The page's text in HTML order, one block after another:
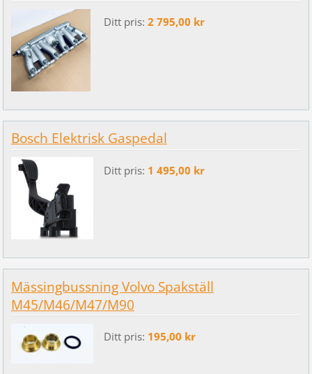
Ditt pris: 2 795,00 kr
Bosch Elektrisk Gaspedal
Ditt pris: 1 495,00 kr
Mässingbussning Volvo Spakställ
M45/M46/M47/M90
Ditt pris: 195,00 kr